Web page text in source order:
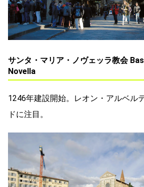
サンタ・マリア・ノヴェッラ教会
Novella
1246年建設開始。レオン・アルベル
ドに注目。